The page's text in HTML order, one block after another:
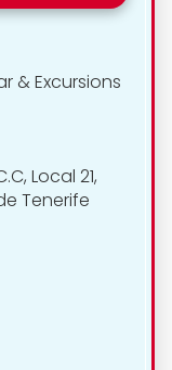
& Excursions
Local 21,
Tenerife